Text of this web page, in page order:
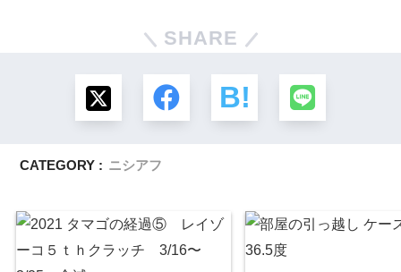
SHARE
CATEGORY : ニシアフ